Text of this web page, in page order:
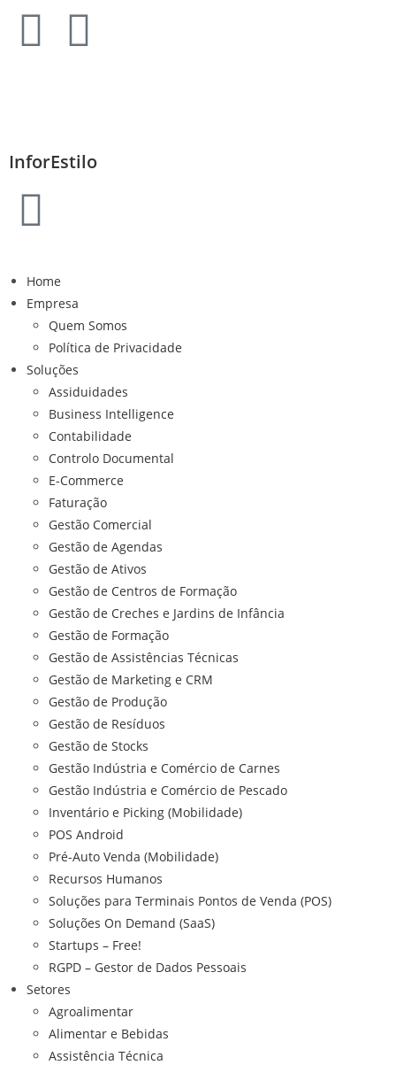
InforEstilo
Home
Empresa
Quem Somos
Política de Privacidade
Soluções
Assiduidades
Business Intelligence
Contabilidade
Controlo Documental
E-Commerce
Faturação
Gestão Comercial
Gestão de Agendas
Gestão de Ativos
Gestão de Centros de Formação
Gestão de Creches e Jardins de Infância
Gestão de Formação
Gestão de Assistências Técnicas
Gestão de Marketing e CRM
Gestão de Produção
Gestão de Resíduos
Gestão de Stocks
Gestão Indústria e Comércio de Carnes
Gestão Indústria e Comércio de Pescado
Inventário e Picking (Mobilidade)
POS Android
Pré-Auto Venda (Mobilidade)
Recursos Humanos
Soluções para Terminais Pontos de Venda (POS)
Soluções On Demand (SaaS)
Startups – Free!
RGPD – Gestor de Dados Pessoais
Setores
Agroalimentar
Alimentar e Bebidas
Assistência Técnica